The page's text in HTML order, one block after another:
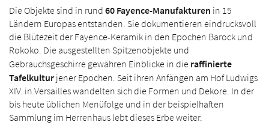
Die Objekte sind in rund60 Fayence-Manufakturen in 15
Ländern Europas entstanden. Sie dokumentieren eindrucksvoll
die Blütezeit der Fayence-Keramik in den Epochen Barock und
Rokoko. Die ausgestellten Spitzen­objekte und
Gebrauchsgeschirre gewäh­ren Einblicke in die raffinierte
Tafelkultur jener Epochen. Seit ihren Anfängen am Hof Ludwigs
XIV. in Versailles wandelten sich die Formen und Dekore. In der
bis heute üblichen Menüfolge und in der beispiel­haften
Sammlung im Herrenhaus lebt dieses Erbe weiter.